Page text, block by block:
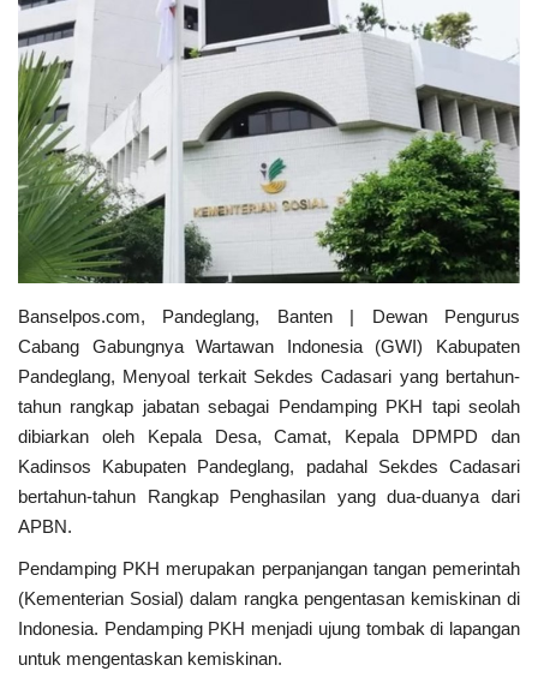
Kecamatan
Redaksi
Kodam 3/Siliwangi
Presiden dan Wakil Presiden RI
PGRI
Pemerintah Privinsi
Kota
Nasional
MBG & KDKMP
Banselpos.com, Pandeglang, Banten | Dewan Pengurus
Cabang Gabungnya Wartawan Indonesia (GWI) Kabupaten
Pandeglang, Menyoal terkait Sekdes Cadasari yang bertahun-
tahun rangkap jabatan sebagai Pendamping PKH tapi seolah
dibiarkan oleh Kepala Desa, Camat, Kepala DPMPD dan
Kadinsos Kabupaten Pandeglang, padahal Sekdes Cadasari
bertahun-tahun Rangkap Penghasilan yang dua-duanya dari
APBN.
Pendamping PKH merupakan perpanjangan tangan pemerintah
(Kementerian Sosial) dalam rangka pengentasan kemiskinan di
Indonesia. Pendamping PKH menjadi ujung tombak di lapangan
untuk mengentaskan kemiskinan.